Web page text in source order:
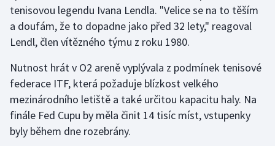
Judo
Krasobruslení
Lezení
Lyže a snowboard
Moderní pětiboj
tenisovou legendu Ivana Lendla. "Velice se na to těším
a doufám, že to dopadne jako před 32 lety," reagoval
Lendl, člen vítězného týmu z roku 1980.
Nutnost hrát v O2 areně vyplývala z podmínek tenisové
federace ITF, která požaduje blízkost velkého
mezinárodního letiště a také určitou kapacitu haly. Na
finále Fed Cupu by měla činit 14 tisíc míst, vstupenky
byly během dne rozebrány.